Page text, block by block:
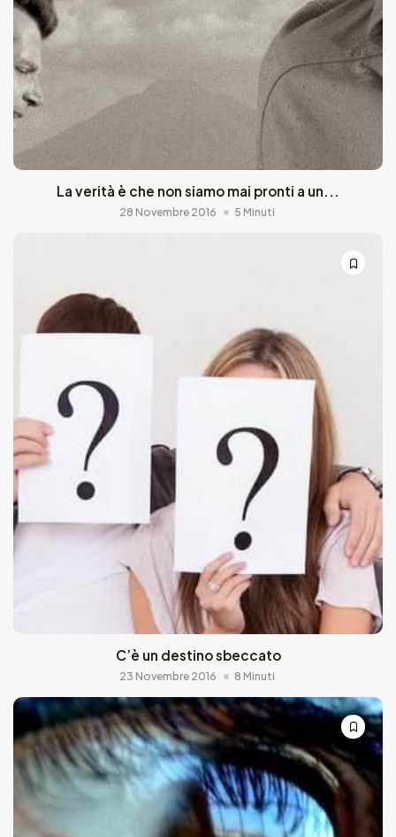
La verità è che non siamo mai pronti a un...
28 Novembre 2016 5 Minuti
C’è un destino sbeccato
23 Novembre 2016 8 Minuti